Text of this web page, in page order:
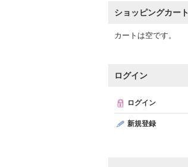
ショッピングカート
カートは空です。
ログイン
ログイン
新規登録